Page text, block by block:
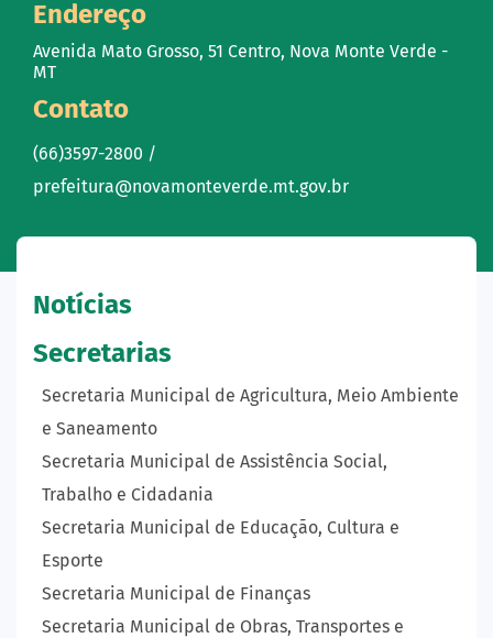
Endereço
Avenida Mato Grosso, 51 Centro, Nova Monte Verde -
MT
Contato
(66)3597-2800 /
prefeitura@novamonteverde.mt.gov.br
Notícias
Secretarias
Secretaria Municipal de Agricultura, Meio Ambiente
e Saneamento
Secretaria Municipal de Assistência Social,
Trabalho e Cidadania
Secretaria Municipal de Educação, Cultura e
Esporte
Secretaria Municipal de Finanças
Secretaria Municipal de Obras, Transportes e